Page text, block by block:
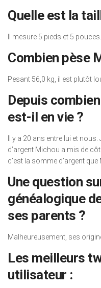
Quelle est la
Il mesure 5 pieds et 5 pouces.
Combien pèse
Pesant 56,0 kg, il est plutôt
Depuis
est-il en vie ?
Il y a 20 ans entre lui et
d’argent Michou a mis de
c’est la somme d’argent que
Une question
généalogique
ses parents ?
Malheureusement, ses
Les meilleurs
utilisateur :